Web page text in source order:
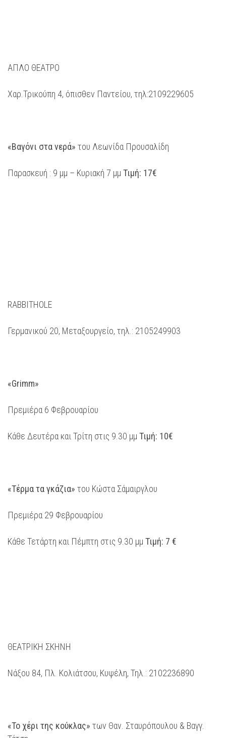
ΑΠΛΟ ΘΕΑΤΡΟ
Χαρ.Τρικούπη 4, όπισθεν Παντείου, τηλ:2109229605
«Βαγόνι στα νερά» του Λεωνίδα Προυσαλίδη
Παρασκευή : 9 μμ – Κυριακή 7 μμ Τιμή: 17€
RABBITHOLE
Γερμανικού 20, Μεταξουργείο, τηλ.: 2105249903
«Grimm»
Πρεμιέρα 6 Φεβρουαρίου
Κάθε Δευτέρα και Τρίτη στις 9.30 μμ Τιμή: 10€
«Τέρμα τα γκάζια» του Κώστα Σάμαιργλου
Πρεμιέρα 29 Φεβρουαρίου
Κάθε Τετάρτη και Πέμπτη στις 9.30 μμ Τιμή: 7 €
ΘΕΑΤΡΙΚΗ ΣΚΗΝΗ
Νάξου 84, Πλ. Κολιάτσου, Κυψέλη, Τηλ.: 2102236890
«Το χέρι της κούκλας» των Θαν. Σταυρόπουλου & Βαγγ.